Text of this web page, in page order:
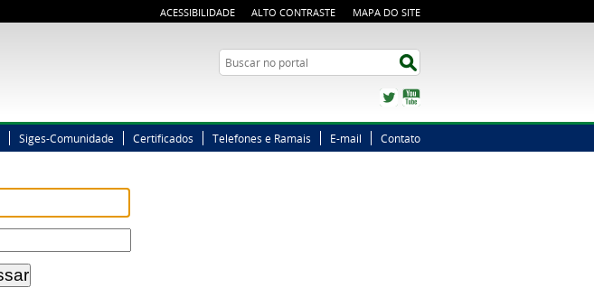
ACESSIBILIDADE ALTO CONTRASTE MAPA DO SITE
Busca
Twitter
Siges-Comunidade Certificados Telefones e Ramais E-mail Contato